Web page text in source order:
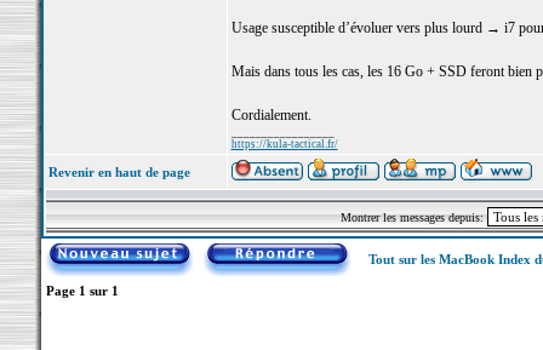
Usage susceptible d’évoluer vers plus lourd → i7
Mais dans tous les cas, les 16 Go + SSD feront bien
Cordialement.
https://kula-tactical.fr/
Revenir en haut de page
Montrer les messages depuis:
Tout sur les MacBook Index
Page 1 sur 1